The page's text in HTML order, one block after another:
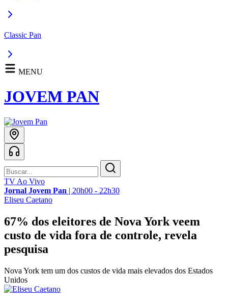
Classic Pan
MENU
JOVEM PAN
TV Ao Vivo
Jornal Jovem Pan | 20h00 - 22h30
Eliseu Caetano
67% dos eleitores de Nova York veem
custo de vida fora de controle, revela
pesquisa
Nova York tem um dos custos de vida mais elevados dos Estados
Unidos